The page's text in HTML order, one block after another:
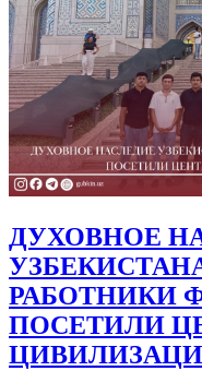
ДУХОВНОЕ
РАБОТНИКИ
ПОСЕТИЛИ